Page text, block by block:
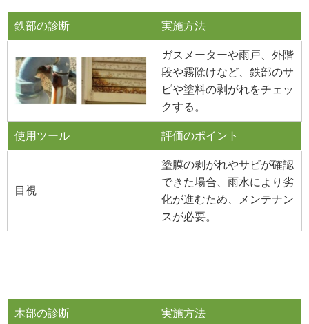
鉄部の診断 実施方法
ガスメーターや雨戸、外階
段や霧除けなど、鉄部のサ
ビや塗料の剥がれをチェッ
クする。
使用ツール 評価のポイント
目視
塗膜の剥がれやサビが確認
できた場合、雨水により劣
化が進むため、メンテナン
スが必要。
木部の診断 実施方法